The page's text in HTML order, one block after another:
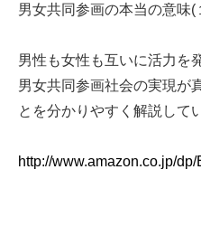
男女共同参画の本当の意味
男性も女性も互いに活力を
男女共同参画社会の実現が
とを分かりやすく解説して
http://www.amazon.co.jp/